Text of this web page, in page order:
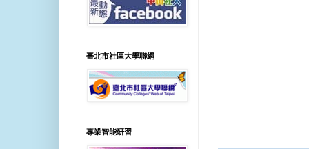
臺北市社區大學聯網
專業智能研習